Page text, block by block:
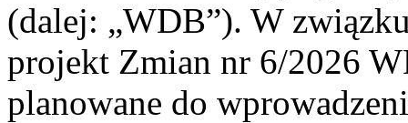
(dalej: „WDB”). W
projekt Zmian nr 6/2026
planowane do